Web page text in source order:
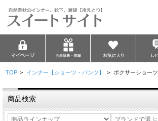
TOP > インナー【ショーツ・パンツ】 > ボクサーショーツ
商品検索